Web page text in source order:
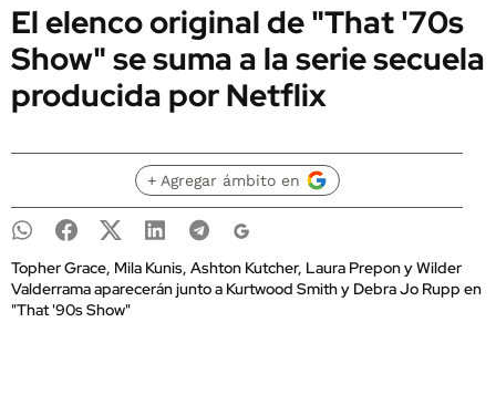
El elenco original de "That '70s
Show" se suma a la serie secuela
producida por Netflix
+ Agregar ámbito en
Topher Grace, Mila Kunis, Ashton Kutcher, Laura Prepon y Wilder
Valderrama aparecerán junto a Kurtwood Smith y Debra Jo Rupp en
"That '90s Show"